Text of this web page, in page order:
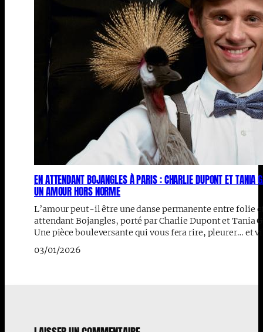
EN ATTENDANT BOJANGLES À PARIS : CHARLIE DUPONT ET TANIA
UN AMOUR HORS NORME
L’amour peut-il être une danse permanente entre folie
attendant Bojangles, porté par Charlie Dupont et Tania
Une pièce bouleversante qui vous fera rire, pleurer… et
03/01/2026